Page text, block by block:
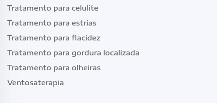
Tratamento para celulite
Tratamento para estrias
Tratamento para flacidez
Tratamento para gordura localizada
Tratamento para olheiras
Ventosaterapia